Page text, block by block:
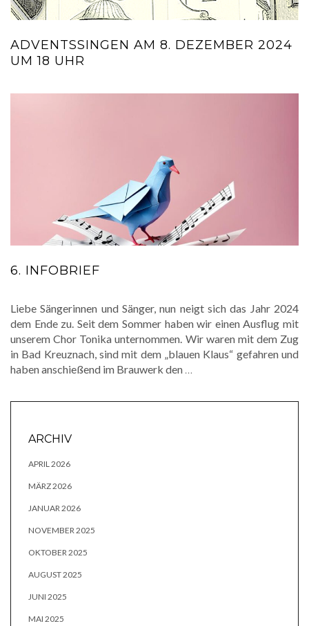
ADVENTSSINGEN AM 8. DEZEMBER 2024
UM 18 UHR
6. INFOBRIEF
Liebe Sängerinnen und Sänger, nun neigt sich das Jahr 2024
dem Ende zu. Seit dem Sommer haben wir einen Ausflug mit
unserem Chor Tonika unternommen. Wir waren mit dem Zug
in Bad Kreuznach, sind mit dem „blauen Klaus“ gefahren und
haben anschießend im Brauwerk den …
ARCHIV
APRIL 2026
MÄRZ 2026
JANUAR 2026
NOVEMBER 2025
OKTOBER 2025
AUGUST 2025
JUNI 2025
MAI 2025